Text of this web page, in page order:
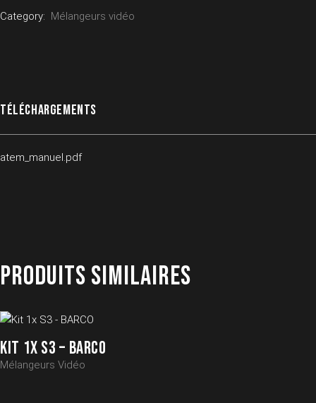
Category: Mélangeurs vidéo
TÉLÉCHARGEMENTS
atem_manuel.pdf
PRODUITS SIMILAIRES
KIT 1X S3 – BARCO
Mélangeurs Vidéo